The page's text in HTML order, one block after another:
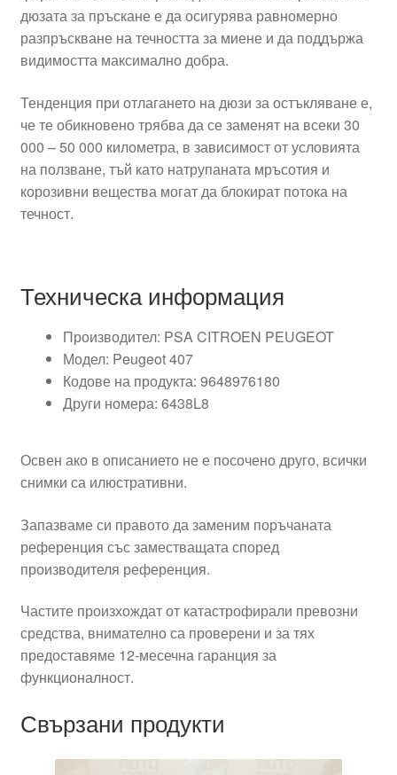
дюзата за пръскане е да осигурява равномерно
разпръскване на течността за миене и да поддържа
видимостта максимално добра.
Тенденция при отлагането на дюзи за остъкляване е,
че те обикновено трябва да се заменят на всеки 30
000 – 50 000 километра, в зависимост от условията
на ползване, тъй като натрупаната мръсотия и
корозивни вещества могат да блокират потока на
течност.
Техническа информация
Производител: PSA CITROEN PEUGEOT
Модел: Peugeot 407
Кодове на продукта: 9648976180
Други номера: 6438L8
Освен ако в описанието не е посочено друго, всички
снимки са илюстративни.
Запазваме си правото да заменим поръчаната
референция със заместващата според
производителя референция.
Частите произхождат от катастрофирали превозни
средства, внимателно са проверени и за тях
предоставяме 12-месечна гаранция за
функционалност.
Свързани продукти